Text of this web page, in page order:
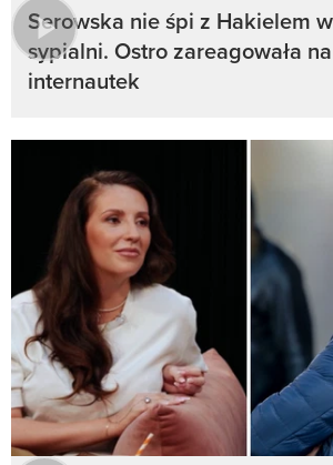
Serowska nie śpi z Hakielem
sypialni. Ostro zareagowała
internautek